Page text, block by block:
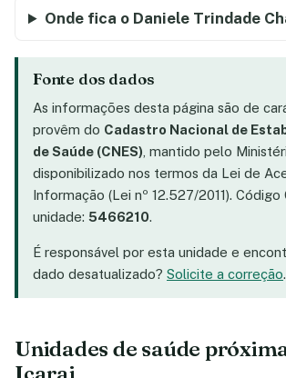
Onde fica o Daniele Trindade
Fonte dos dados
As informações desta página são de
provêm do Cadastro Nacional de
de Saúde (CNES) , mantido pelo
disponibilizado nos termos da Lei de
Informação (Lei nº 12.527/2011). Código
unidade: 5466210.
É responsável por esta unidade e
dado desatualizado? Solicite a correção.
Unidades de saúde